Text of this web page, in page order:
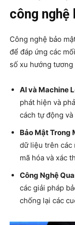
công nghệ
Công nghệ bảo
để đáp ứng các
số xu hướng tương
AI và Machine
phát hiện và
cách tự động và
Bảo Mật Trong
dữ liệu trên các
mã hóa và xác
Công Nghệ
các giải pháp
chống lại các